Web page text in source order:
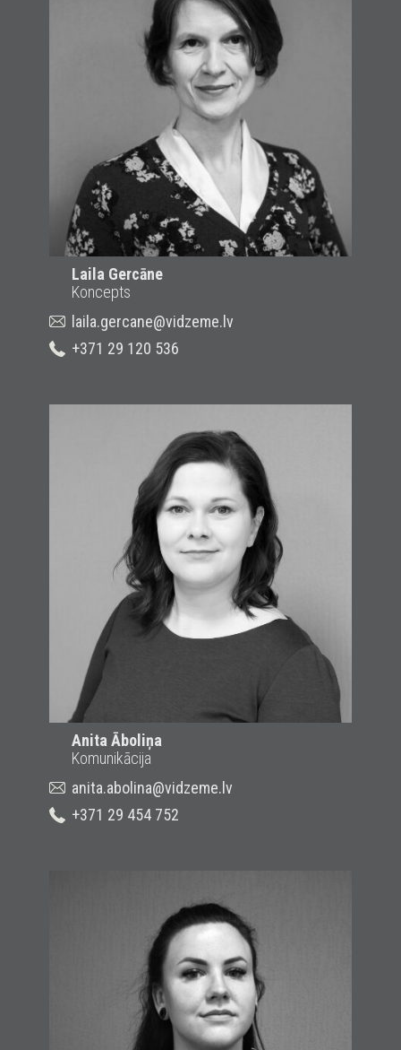
Laila Gercāne
Koncepts
laila.gercane@vidzeme.lv
+371 29 120 536
Anita Āboliņa
Komunikācija
anita.abolina@vidzeme.lv
+371 29 454 752